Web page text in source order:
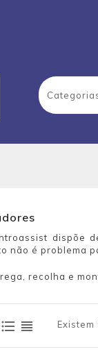
dispõe
não é problema
recolha e
Existem